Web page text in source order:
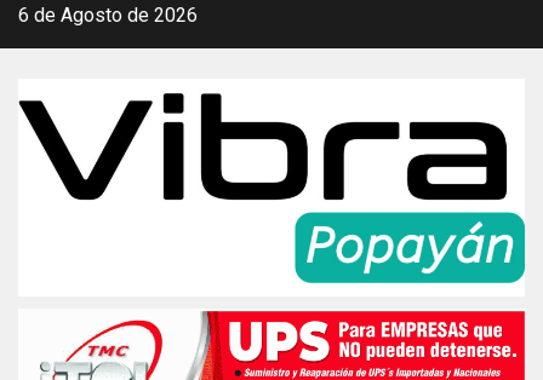
Saltar
6 de Agosto de 2026